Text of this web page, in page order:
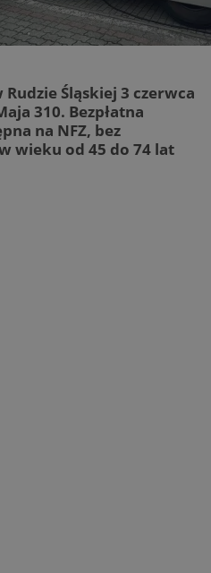
Śląskiej 3 czerwca
310. Bezpłatna
na NFZ, bez
wieku od 45 do 74 lat